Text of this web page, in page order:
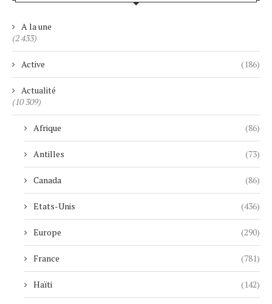
A la une
(2 433)
Active (186)
Actualité
(10 309)
Afrique (86)
Antilles (73)
Canada (86)
Etats-Unis (436)
Europe (290)
France (781)
Haïti (142)